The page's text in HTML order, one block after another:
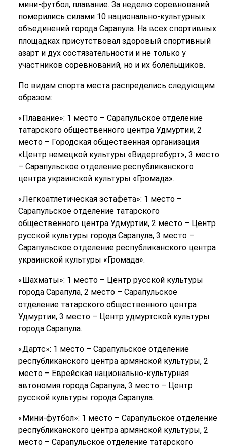
мини-футбол, плавание. За неделю соревнований
померились силами 10 национально-культурных
объединений города Сарапула. На всех спортивных
площадках присутствовал здоровый спортивный
азарт и дух состязательности и не только у
участников соревнований, но и их болельщиков.
По видам спорта места распределись следующим
образом:
«Плавание»: 1 место – Сарапульское отделение
татарского общественного центра Удмуртии, 2
место – Городская общественная организация
«Центр немецкой культуры «Видергебурт», 3 место
– Сарапульское отделение республиканского
центра украинской культуры «Громада».
«Легкоатлетическая эстафета»: 1 место –
Сарапульское отделение татарского
общественного центра Удмуртии, 2 место – Центр
русской культуры города Сарапула, 3 место –
Сарапульское отделение республиканского центра
украинской культуры «Громада».
«Шахматы»: 1 место – Центр русской культуры
города Сарапула, 2 место – Сарапульское
отделение татарского общественного центра
Удмуртии, 3 место – Центр удмуртской культуры
города Сарапула.
«Дартс»: 1 место – Сарапульское отделение
республиканского центра армянской культуры, 2
место – Еврейская национально-культурная
автономия города Сарапула, 3 место – Центр
русской культуры города Сарапула.
«Мини-футбол»: 1 место – Сарапульское отделение
республиканского центра армянской культуры, 2
место – Сарапульское отделение татарского